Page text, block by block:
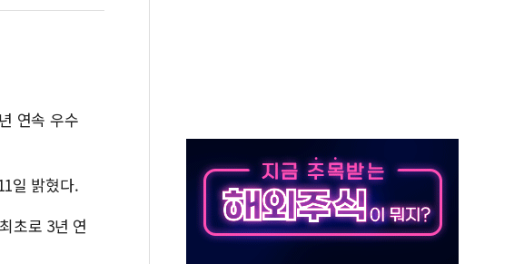
특징주...모더나·아이온큐·도어대시↑ VS 샌디스크·피그마·앱러빈↓
…美 고용 둔화·호르무즈 재개방 기대에 강세
으로 우크라 민간인 '사파리' 공격… 시민들 공포감 극대화 전략
수 하락 속 'DGC' 임시 주총 기대감에 홀로 상한가…마진 잔액은 사상 최고
먼 "금융시장 레버리지 위험수위…숨은 차입이 더 큰 변수"
연속 우수
일 밝혔다.
초로 3년 연